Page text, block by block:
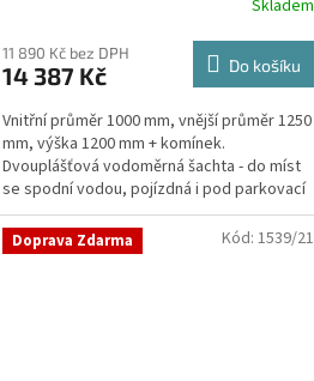
produktu
je
z
5
hvězdiček.
Skladem
11 890 Kč bez DPH
14 387 Kč Do košíku
Vnitřní průměr 1000 mm, vnější průměr 1250
mm, výška 1200 mm + komínek.
Dvouplášťová vodoměrná šachta - do míst
se spodní vodou, pojízdná i pod parkovací
stáníStandardní...
Doprava Zdarma Kód: 1539/21